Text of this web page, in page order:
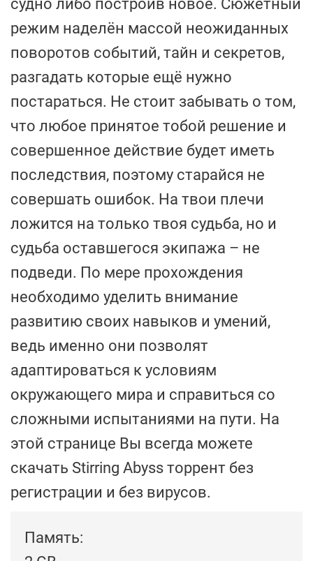
судно либо построив новое. Сюжетный
режим наделён массой неожиданных
поворотов событий, тайн и секретов,
разгадать которые ещё нужно
постараться. Не стоит забывать о том,
что любое принятое тобой решение и
совершенное действие будет иметь
последствия, поэтому старайся не
совершать ошибок. На твои плечи
ложится на только твоя судьба, но и
судьба оставшегося экипажа – не
подведи. По мере прохождения
необходимо уделить внимание
развитию своих навыков и умений,
ведь именно они позволят
адаптироваться к условиям
окружающего мира и справиться со
сложными испытаниями на пути. На
этой странице Вы всегда можете
скачать Stirring Abyss торрент без
регистрации и без вирусов.
Память: